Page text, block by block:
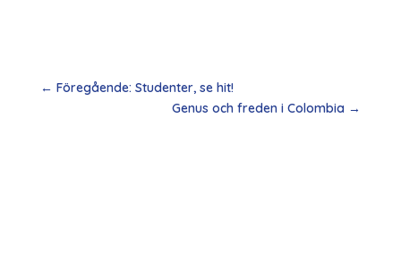
← Föregående: Studenter, se hit!
Genus och freden i Colombia →